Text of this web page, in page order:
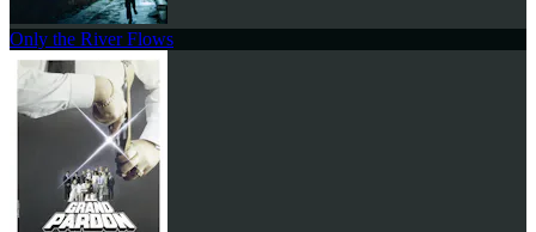
Only the River Flows